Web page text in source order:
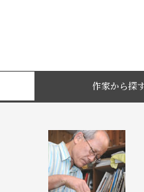
作家から探